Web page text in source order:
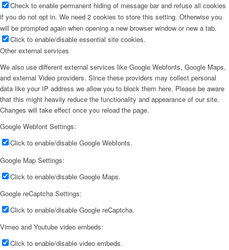
Check to enable permanent hiding of message bar and refuse all cookies
if you do not opt in. We need 2 cookies to store this setting. Otherwise you
will be prompted again when opening a new browser window or new a tab.
Click to enable/disable essential site cookies.
Other external services
We also use different external services like Google Webfonts, Google Maps,
and external Video providers. Since these providers may collect personal
data like your IP address we allow you to block them here. Please be aware
that this might heavily reduce the functionality and appearance of our site.
Changes will take effect once you reload the page.
Google Webfont Settings:
Click to enable/disable Google Webfonts.
Google Map Settings:
Click to enable/disable Google Maps.
Google reCaptcha Settings:
Click to enable/disable Google reCaptcha.
Vimeo and Youtube video embeds:
Click to enable/disable video embeds.